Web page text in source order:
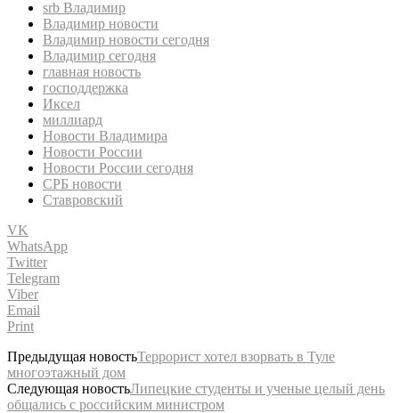
srb Владимир
Владимир новости
Владимир новости сегодня
Владимир сегодня
главная новость
господдержка
Иксел
миллиард
Новости Владимира
Новости России
Новости России сегодня
СРБ новости
Ставровский
VK
WhatsApp
Twitter
Telegram
Viber
Email
Print
Предыдущая новостьТеррорист хотел взорвать в Туле
многоэтажный дом
Следующая новостьЛипецкие студенты и ученые целый день
общались с российским министром